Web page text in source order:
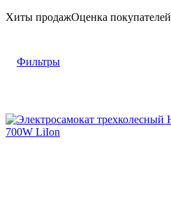
Хиты продажОценка покупателей
Фильтры